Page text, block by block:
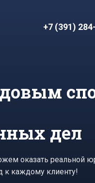
+7 (391)
дел
оказать реальной
к каждому клиенту!